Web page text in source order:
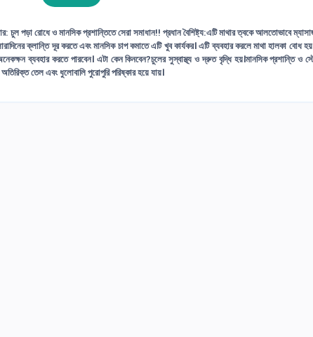
রোধে ও মানসিক প্রশান্তিতে সেরা সমাধান!! প্রধান বৈশিষ্ট্য:এটি মাথার ত্বকে আলতোভাবে
ক্লান্তি দূর করতে এবং মানসিক চাপ কমাতে এটি খুব কার্যকর। এটি ব্যবহার করলে মাথা হালকা বোধ
ব্যবহার করতে পারবেন। এটা কেন কিনবেন?চুলের সুস্বাস্থ্য ও দ্রুত বৃদ্ধি হয়।মানসিক প্রশান্তি ও
তেল এবং ধুলোবালি পুরোপুরি পরিষ্কার হয়ে যায়।